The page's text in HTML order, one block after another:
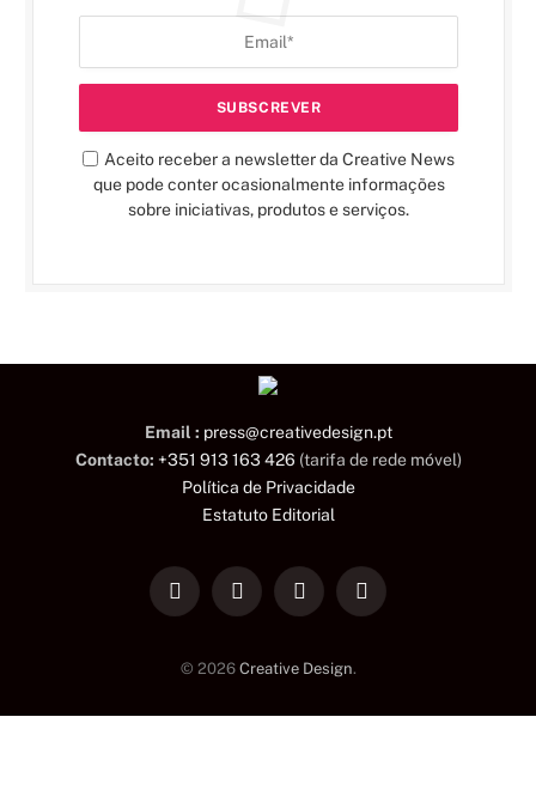
Aceito receber a newsletter da Creative News
que pode conter ocasionalmente informações
sobre iniciativas, produtos e serviços.
Email : press@creativedesign.pt
Contacto: +351 913 163 426 (tarifa de rede móvel)
Política de Privacidade
Estatuto Editorial
LinkedInFacebookInstagramTikTok
© 2026 Creative Design.